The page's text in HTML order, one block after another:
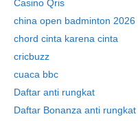
Casino Qris
china open badminton 2026
chord cinta karena cinta
cricbuzz
cuaca bbc
Daftar anti rungkat
Daftar Bonanza anti rungkat